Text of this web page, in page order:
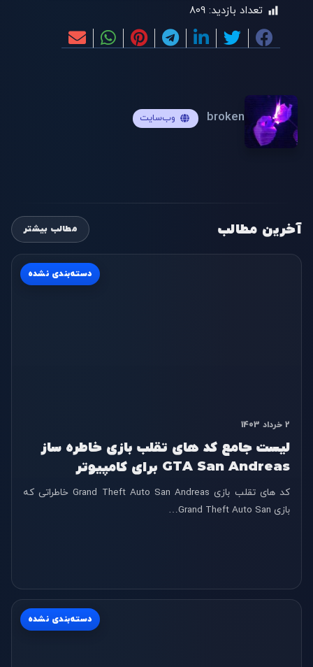
تعداد بازدید: 809
broken وب‌سایت
آخرین مطالب مطالب بیشتر
دسته‌بندی نشده
2 خرداد 1403
لیست جامع کد های تقلب بازی خاطره ساز
GTA San Andreas برای کامپیوتر
کد های تقلب بازی Grand Theft Auto San Andreas خاطراتی که
بازی Grand Theft Auto San…
دسته‌بندی نشده